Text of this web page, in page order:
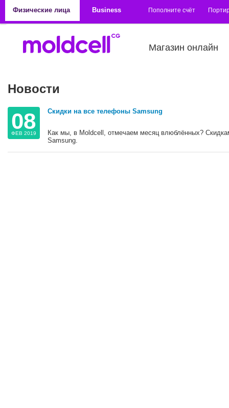
Физические лица
Business Пополните счёт
Магазин онлайн
Новости
08
ФЕВ 2019
Скидки на все телефоны Samsung
Как мы, в Moldcell, отмечаем месяц влюблённых?
Samsung.